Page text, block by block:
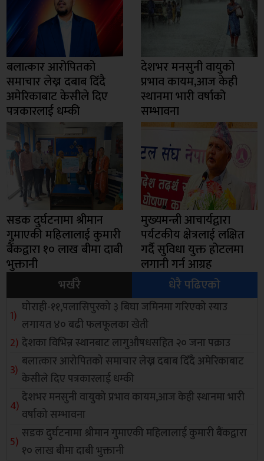
बलात्कार आरोपितको
समाचार लेख्न दबाब दिँदै
अमेरिकाबाट केसीले दिए
पत्रकारलाई धम्की
देशभर मनसुनी वायुको
प्रभाव कायम,आज केही
स्थानमा भारी वर्षाको
सम्भावना
सडक दुर्घटनामा श्रीमान
गुमाएकी महिलालाई कुमारी
बैंकद्वारा १० लाख बीमा दाबी
भुक्तानी
मुख्यमन्त्री आचार्यद्वारा
पर्यटकीय क्षेत्रलाई लक्षित
गर्दै सुविधा युक्त होटलमा
लगानी गर्न आग्रह
भर्खरै
धेरै पढिएको
घोराही-११,पलासिपुरको ३ बिघा जमिनमा गरिएको स्याउ
लगायत ४० बढी फलफूलका खेती
देशका विभिन्न स्थानबाट लागुऔषधसहित २० जना पक्राउ
बलात्कार आरोपितको समाचार लेख्न दबाब दिँदै अमेरिकाबाट
केसीले दिए पत्रकारलाई धम्की
देशभर मनसुनी वायुको प्रभाव कायम,आज केही स्थानमा भारी
वर्षाको सम्भावना
सडक दुर्घटनामा श्रीमान गुमाएकी महिलालाई कुमारी बैंकद्वारा
१० लाख बीमा दाबी भुक्तानी